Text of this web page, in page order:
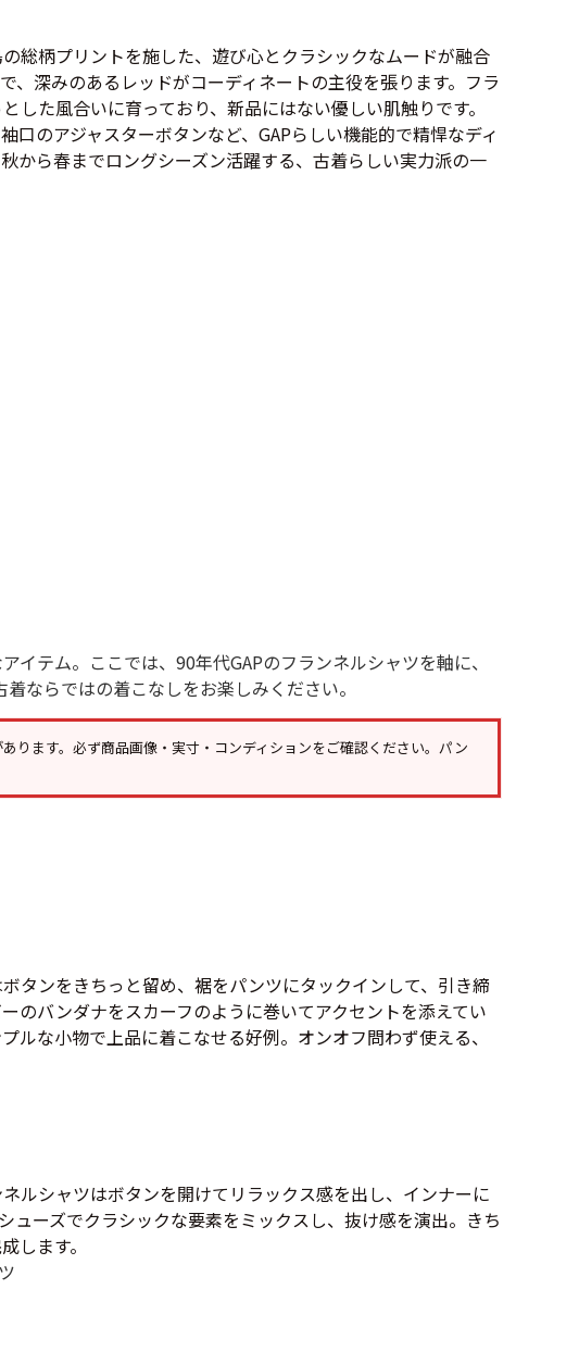
べてのマニアックを見る
Search by Period年代から探す
古着屋Rush Out チャンネル
録
に基づく表示
総柄プリントを施した、遊び心とクラシックなムードが融合
、深みのあるレッドがコーディネートの主役を張ります。フラ
た風合いに育っており、新品にはない優しい肌触りです。
のアジャスターボタンなど、GAPらしい機能的で精悍なディ
から春までロングシーズン活躍する、古着らしい実力派の一
テム。ここでは、90年代GAPのフランネルシャツを軸に、
ならではの着こなしをお楽しみください。
ります。必ず商品画像・実寸・コンディションをご確認ください。パン
タンをきちっと留め、裾をパンツにタックインして、引き締
のバンダナをスカーフのように巻いてアクセントを添えてい
な小物で上品に着こなせる好例。オンオフ問わず使える、
ルシャツはボタンを開けてリラックス感を出し、インナーに
ーズでクラシックな要素をミックスし、抜け感を演出。きち
します。